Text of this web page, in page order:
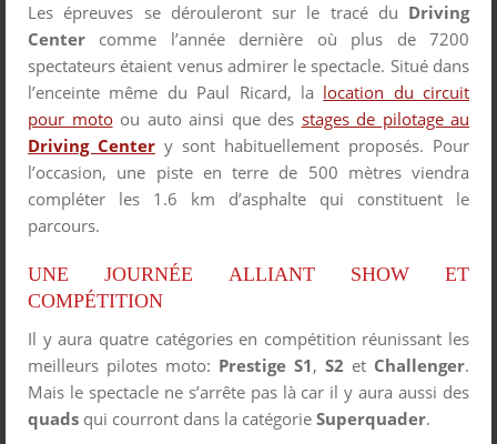
Les épreuves se dérouleront sur le tracé du Driving
Center comme l’année dernière où plus de 7200
spectateurs étaient venus admirer le spectacle. Situé dans
l’enceinte même du Paul Ricard, la location du circuit
pour motoou auto ainsi que des stages de pilotage au
Driving Center y sont habituellement proposés. Pour
l’occasion, une piste en terre de 500 mètres viendra
compléter les 1.6 km d’asphalte qui constituent le
parcours.
UNE JOURNÉE ALLIANT SHOW ET
COMPÉTITION
Il y aura quatre catégories en compétition réunissant les
meilleurs pilotes moto: Prestige S1, S2 et Challenger.
Mais le spectacle ne s’arrête pas là car il y aura aussi des
quads qui courront dans la catégorie Superquader.